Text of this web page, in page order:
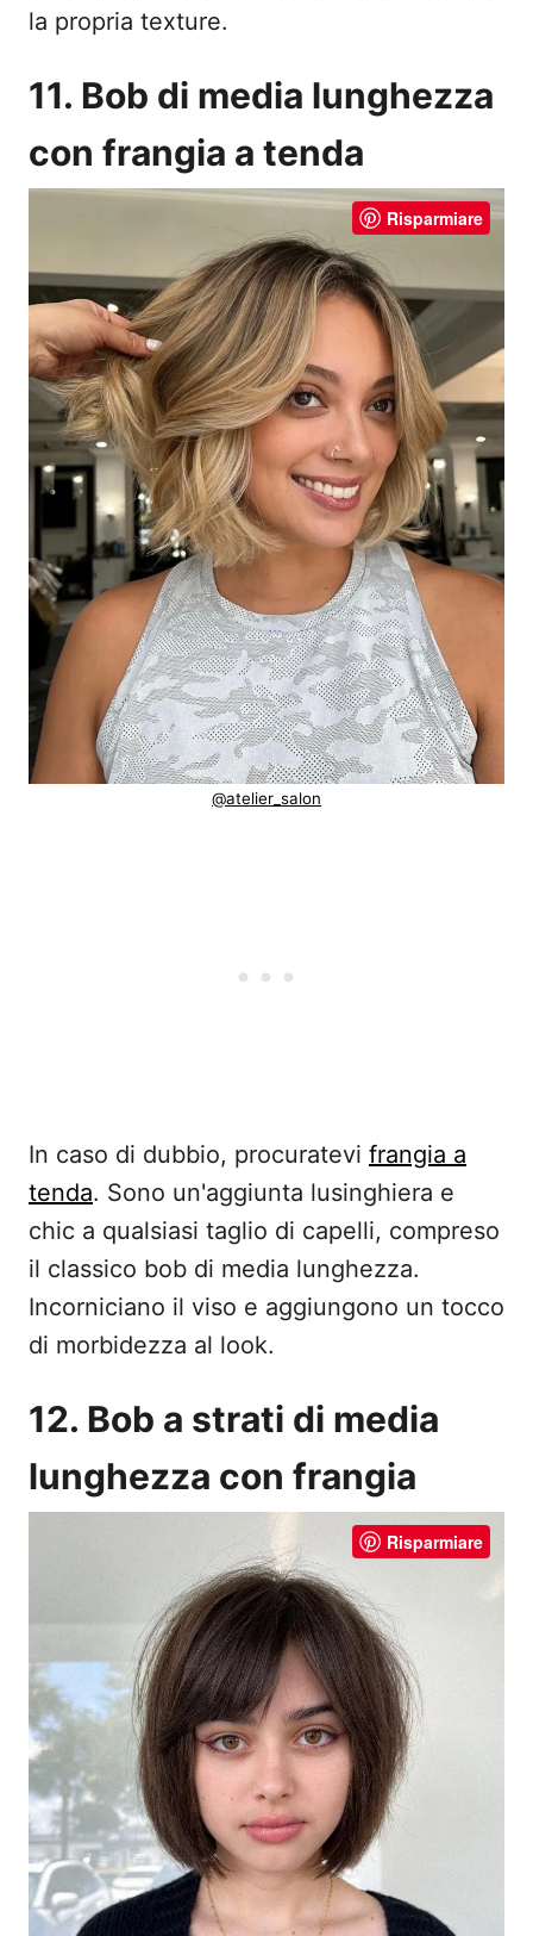
la propria texture.
11. Bob di media lunghezza
con frangia a tenda
Risparmiare
@atelier_salon
In caso di dubbio, procuratevi frangia a
tenda. Sono un'aggiunta lusinghiera e
chic a qualsiasi taglio di capelli, compreso
il classico bob di media lunghezza.
Incorniciano il viso e aggiungono un tocco
di morbidezza al look.
12. Bob a strati di media
lunghezza con frangia
Risparmiare